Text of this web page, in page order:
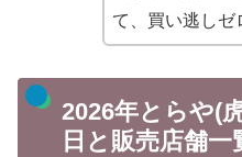
て、買い逃しゼ
2026年とらや(
日と販売店舗一